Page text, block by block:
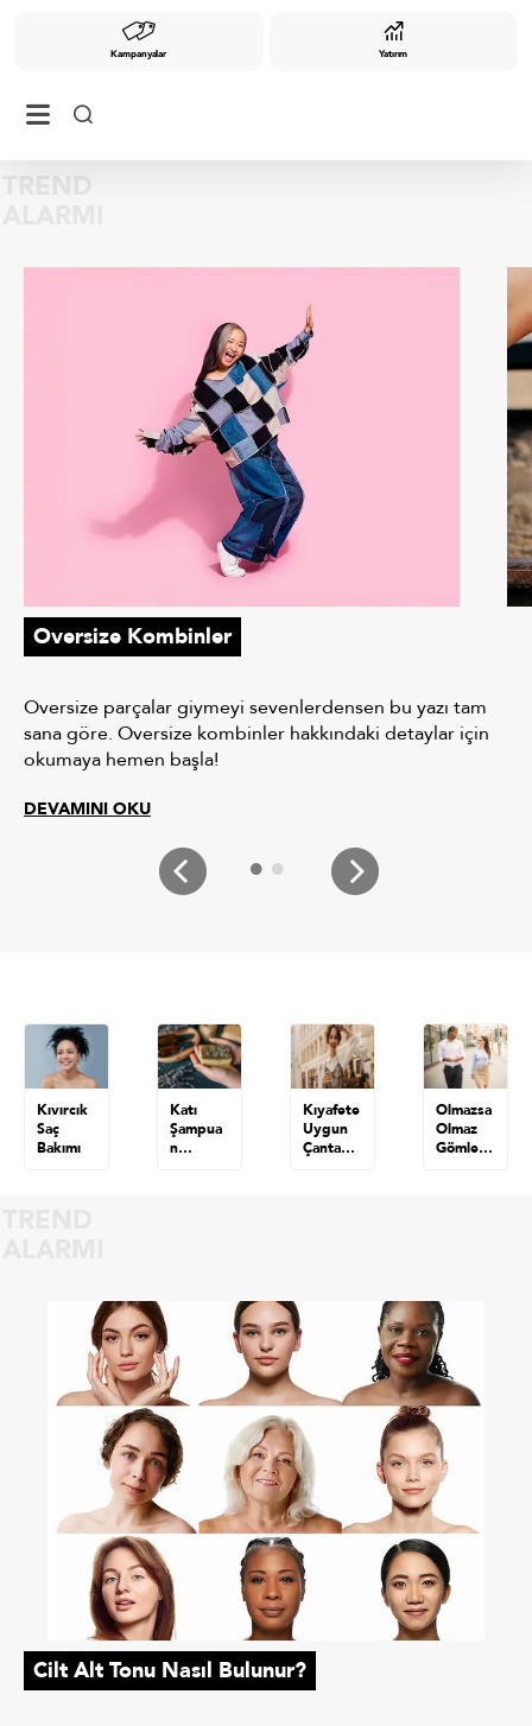
Kampanyalar Yatırım
TREND
Oversize Kombinler
Oversize parçalar giymeyi sevenlerdensen bu yazı tam
sana göre. Oversize kombinler hakkındaki detaylar için
okumaya hemen başla!
DEVAMINI OKU
Kıvırcık
Saç
Bakımı
Katı
Şampua
n
Kıyafete
Uygun
Çanta
Olmazsa
Olmaz
Gömlek
Cilt Alt Tonu Nasıl Bulunur?